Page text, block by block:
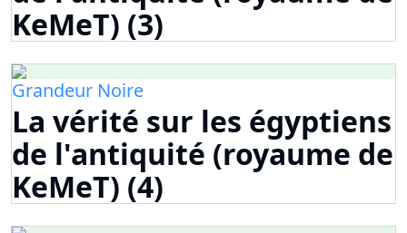
KeMeT) (3)
Grandeur Noire
La vérité sur les égyptiens
de l'antiquité (royaume de
KeMeT) (4)